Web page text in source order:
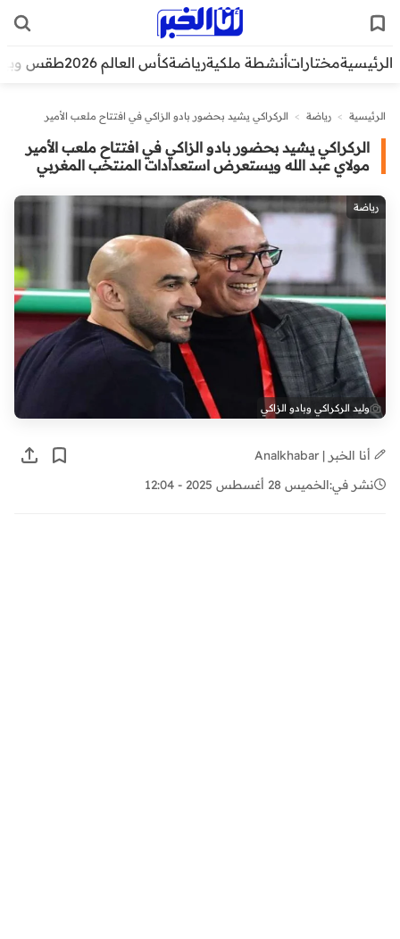
الرئيسيةمختاراتأنشطة ملكيةرياضةكأس العالم 2026 طقس
الرئيسية > رياضة >
الركراكي يشيد بحضور بادو الزاكي في افتتاح ملعب الأمير
الركراكي يشيد بحضور بادو الزاكي في افتتاح ملعب الأمير
مولاي عبد الله ويستعرض استعدادات المنتخب المغربي
رياضة
وليد الركراكي وبادو الزاكي
أنا الخبر | Analkhabar
نشر في:الخميس 28 أغسطس 2025 - 12:04